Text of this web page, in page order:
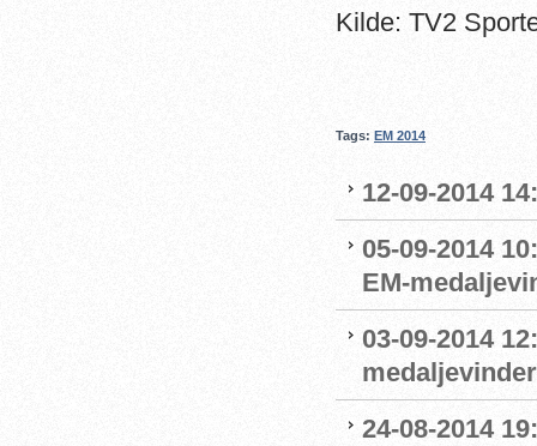
Kilde: TV2
Tags: EM 2014
12-09-2014
05-09-2014
EM-
03-09-2014
24-08-2014